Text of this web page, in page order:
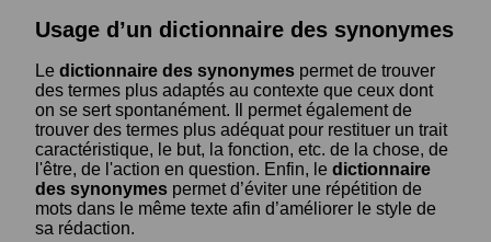
Usage d’un dictionnaire des synonymes
Le dictionnaire des synonymes permet de trouver
des termes plus adaptés au contexte que ceux dont
on se sert spontanément. Il permet également de
trouver des termes plus adéquat pour restituer un trait
caractéristique, le but, la fonction, etc. de la chose, de
l'être, de l'action en question. Enfin, le dictionnaire
des synonymes permet d’éviter une répétition de
mots dans le même texte afin d’améliorer le style de
sa rédaction.